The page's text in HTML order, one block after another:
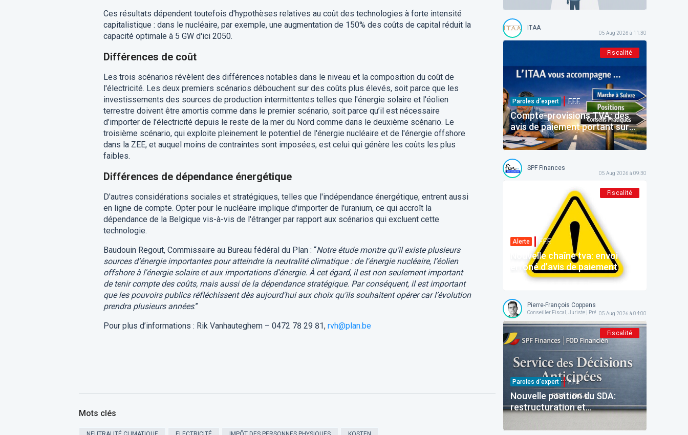
Ces résultats dépendent toutefois d'hypothèses relatives au coût des technologies à forte intensité
capitalistique : dans le nucléaire, par exemple, une augmentation de 150% des coûts de capital réduit la
capacité optimale à 5 GW d'ici 2050.
Différences de coût
Les trois scénarios révèlent des différences notables dans le niveau et la composition du coût de
l'électricité. Les deux premiers scénarios débouchent sur des coûts plus élevés, soit parce que les
investissements des sources de production intermittentes telles que l'énergie solaire et l'éolien
terrestre doivent être amortis comme dans le premier scénario, soit parce qu’il est nécessaire
d’importer de l’électricité depuis le reste de la mer du Nord comme dans le deuxième scénario. Le
troisième scénario, qui exploite pleinement le potentiel de l'énergie nucléaire et de l'énergie offshore
dans la ZEE, et auquel moins de contraintes sont imposées, est celui qui génère les coûts les plus
faibles.
Différences de dépendance énergétique
D'autres considérations sociales et stratégiques, telles que l'indépendance énergétique, entrent aussi
en ligne de compte. Opter pour le nucléaire implique d'importer de l'uranium, ce qui accroît la
dépendance de la Belgique vis-à-vis de l'étranger par rapport aux scénarios qui excluent cette
technologie.
Baudouin Regout, Commissaire au Bureau fédéral du Plan : “Notre étude montre qu’il existe plusieurs
sources d’énergie importantes pour atteindre la neutralité climatique : de l'énergie nucléaire, l’éolien
offshore à l'énergie solaire et aux importations d'énergie. À cet égard, il est non seulement important
de tenir compte des coûts, mais aussi de la dépendance stratégique. Par conséquent, il est important
que les pouvoirs publics réfléchissent dès aujourd'hui aux choix qu'ils souhaitent opérer car l’évolution
prendra plusieurs années.”
Pour plus d’informations : Rik Vanhauteghem – 0472 78 29 81, rvh@plan.be
Mots clés
ITAA
05 Aug 2026 à 11:30
Fiscalité
Paroles d’expert F.F.F.
Compte-provisions TVA: des
avis de paiement portant sur
des montants déjà payés
SPF Finances
05 Aug 2026 à 09:30
Fiscalité
Alerte F.F.F.
Nouvelle chaîne tva: envoi
erroné d’avis de paiement
Pierre-François Coppens
Conseiller Fiscal, Juriste | Président @ AFPC
05 Aug 2026 à 04:00
Fiscalité
Paroles d’expert F.F.F.
Nouvelle position du SDA:
restructuration et